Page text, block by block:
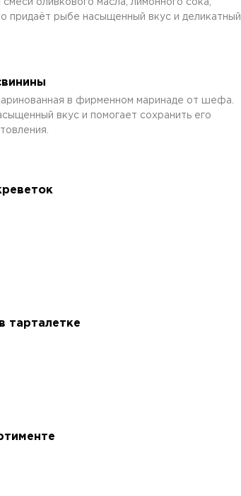
оливкового масла, лимонного сока,
придаёт рыбе насыщенный вкус и деликатный
в фирменном маринаде от шефа.
вкус и помогает сохранить его
тарталетке